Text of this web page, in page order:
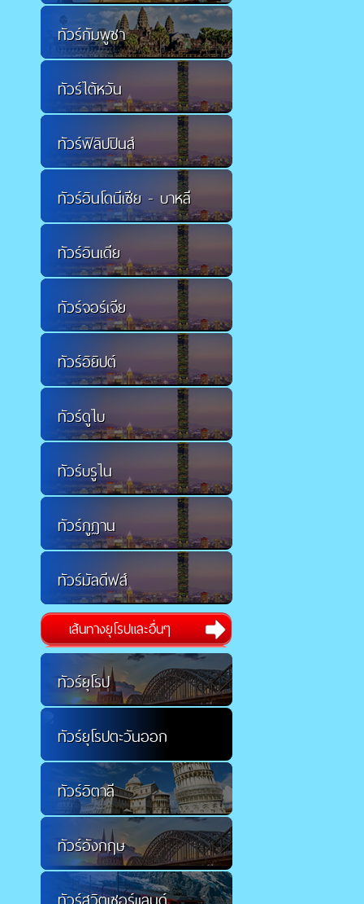
ทัวร์กัมพูชา
ทัวร์ไต้หวัน
ทัวร์ฟิลิปปินส์
ทัวร์อินโดนีเซีย - บาหลี
ทัวร์อินเดีย
ทัวร์จอร์เจีย
ทัวร์อิยิปต์
ทัวร์ดูไบ
ทัวร์บรูไน
ทัวร์ภูฏาน
ทัวร์มัลดีฟส์
เส้นทางยุโรปและอื่นๆ
ทัวร์ยุโรป
ทัวร์ยุโรปตะวันออก
ทัวร์อิตาลี
ทัวร์อังกฤษ